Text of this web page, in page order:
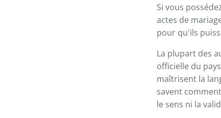
Si vous
actes de
pour qu'ils
La plupart des
officielle du
maîtrisent la
savent
le sens ni la